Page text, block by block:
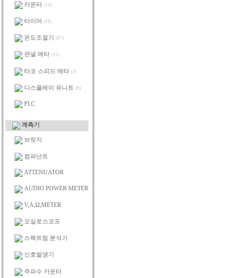
카운터 (13)
타이머 (26)
온도조절기 (67)
판넬 메타 (15)
타코 스피드 메타 (3)
디스플레이 유니트 (9)
PLC
계측기
브릿지
컴퍼넌트
ATTENUATOR
AUDIO POWER METER
V,A,Ω,METER
오실로스코프
스펙트럼 분석기
신호발생기
주파수 카운터